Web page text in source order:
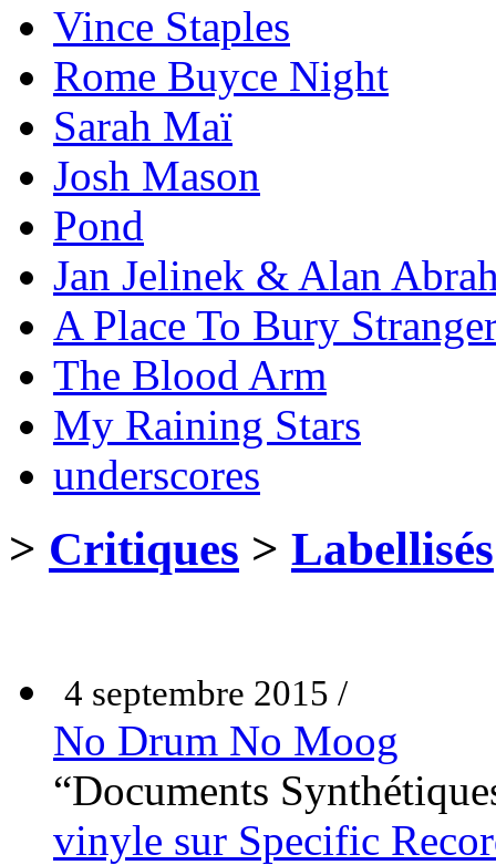
Vince Staples
Rome Buyce Night
Sarah Maï
Josh Mason
Pond
Jan Jelinek & Alan
A Place To Bury
The Blood Arm
My Raining Stars
underscores
> Critiques > Labellisés
4 septembre 2015 /
No Drum No Moog
“Documents
vinyle sur Specific